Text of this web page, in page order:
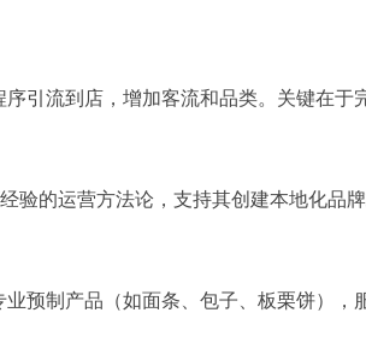
引流到店，增加客流和品类。关键在于
的运营方法论，支持其创建本地化品
预制产品（如面条、包子、板栗饼），